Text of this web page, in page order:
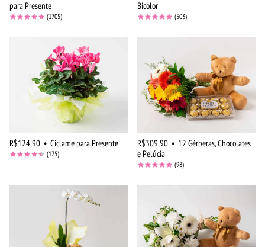
para Presente
(1705)
Bicolor
(503)
R$124,90 • Ciclame para Presente
(175)
R$309,90 • 12 Gérberas, Chocolates
e Pelúcia
(98)